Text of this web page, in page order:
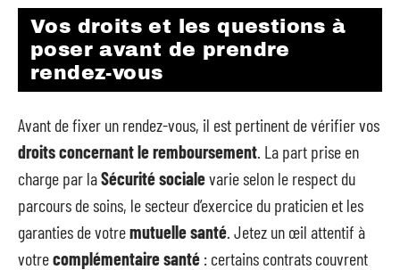
Vos droits et les questions à
poser avant de prendre
rendez-vous
Avant de fixer un rendez-vous, il est pertinent de vérifier vos
droits concernant le remboursement. La part prise en
charge par laSécurité socialevarie selon le respect du
parcours de soins, le secteur d’exercice du praticien et les
garanties de votremutuelle santé. Jetez un œil attentif à
votrecomplémentaire santé : certains contrats couvrent